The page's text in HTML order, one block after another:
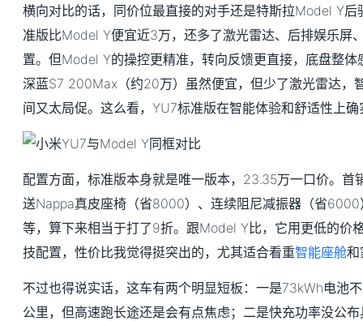
横向对比的话，同价位最直接的对手还是特斯拉Model Y
准版比Model Y便宜近3万，还多了激光雷达、后排娱乐屏
置。但Model Y的操控更精准，转向反馈更直接，底盘整
深蓝S7 200Max（约20万）虽然便宜，但少了激光雷达，
间又太局促。这么看，YU7标准版在智能体验和舒适性上
配置方面，标准版本身就是唯一版本，23.35万一口价。
送Nappa真皮座椅（省8000）、连续阻尼减振器（省
等，算下来相当于打了9折。跟Model Y比，它用更低的价
技配置，性价比我觉得挺突出的，尤其适合看重智能座舱和
不过也得说实话，这车有两个明显短板：一是73kWh电池
公里，但高速跑长途还是会有点焦虑；二是快充功率没公